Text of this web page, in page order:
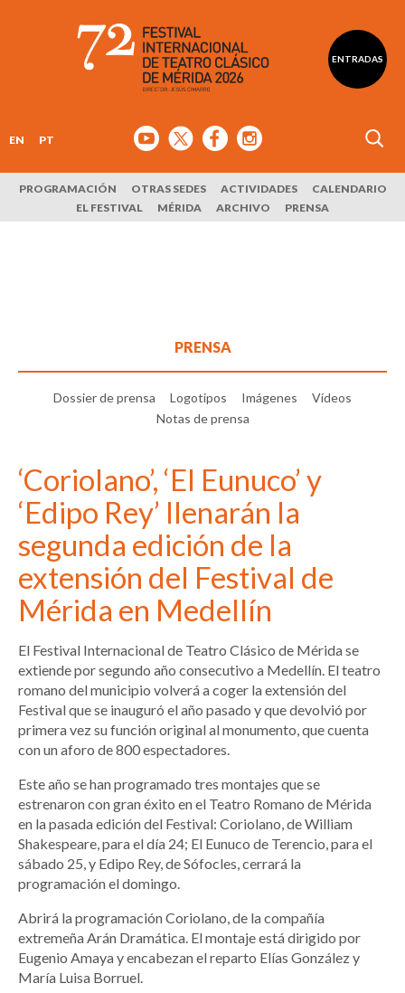
ENTRADAS
EN PT
PROGRAMACIÓN OTRAS SEDES ACTIVIDADES
CALENDARIO
EL FESTIVAL
MÉRIDA ARCHIVO PRENSA
PRENSA
Dossier de prensa Logotipos Imágenes
Vídeos
Notas de prensa
‘Coriolano’, ‘El Eunuco’ y
‘Edipo Rey’ llenarán la
segunda edición de la
extensión del Festival de
Mérida en Medellín
El Festival Internacional de Teatro Clásico de Mérida se
extiende por segundo año consecutivo a Medellín. El teatro
romano del municipio volverá a coger la extensión del
Festival que se inauguró el año pasado y que devolvió por
primera vez su función original al monumento, que cuenta
con un aforo de 800 espectadores.
Este año se han programado tres montajes que se
estrenaron con gran éxito en el Teatro Romano de Mérida
en la pasada edición del Festival: Coriolano, de William
Shakespeare, para el día 24; El Eunuco de Terencio, para el
sábado 25, y Edipo Rey, de Sófocles, cerrará la
programación el domingo.
Abrirá la programación Coriolano, de la compañía
extremeña Arán Dramática. El montaje está dirigido por
Eugenio Amaya y encabezan el reparto Elías González y
María Luisa Borruel.